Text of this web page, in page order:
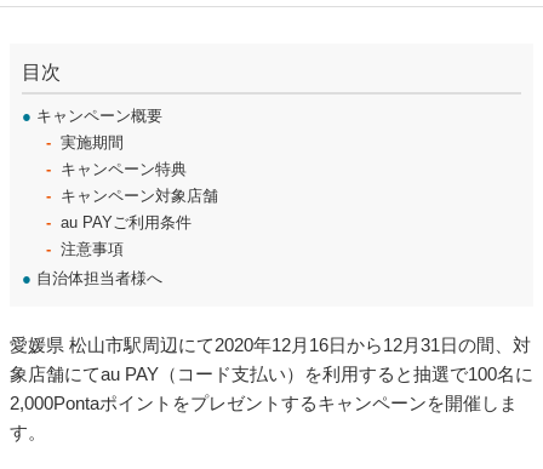
目次
● キャンペーン概要
実施期間
キャンペーン特典
キャンペーン対象店舗
au PAYご利用条件
注意事項
● 自治体担当者様へ
愛媛県 松山市駅周辺にて2020年12月16日から12月31日の間、対
象店舗にてau PAY（コード支払い）を利用すると抽選で100名に
2,000Pontaポイントをプレゼントするキャンペーンを開催しま
す。